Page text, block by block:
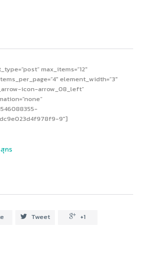
max_items=”12″
element_width=”3″
icon-arrow_08_left”
9″]
สุกร
 Tweet  +1